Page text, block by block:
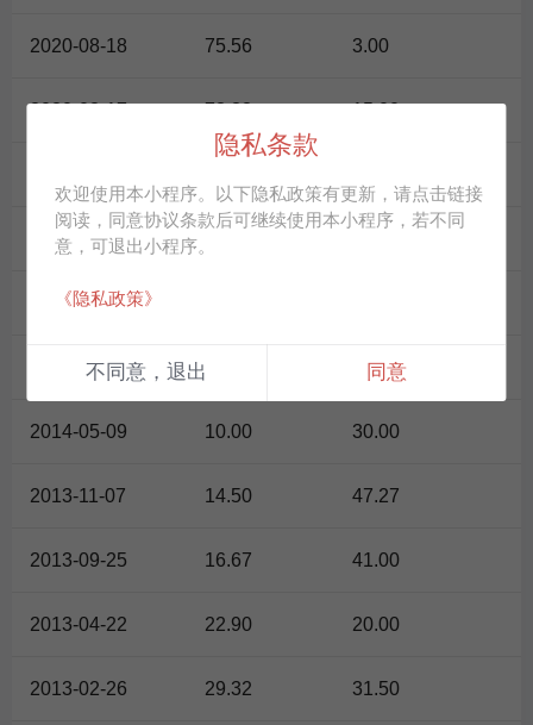
2020-08-18 75.56 3.00
2020-08-17 73.38 15.00
2019-04-04
2019-03-26
2014-06-19 240.00
2014-05-09 10.00 30.00
2013-11-07 14.50 47.27
2013-09-25 16.67 41.00
2013-04-22 22.90 20.00
2013-02-26 29.32 31.50
隐私条款
欢迎使用本小程序。以下隐私政策有更新，请点击链接
阅读，同意协议条款后可继续使用本小程序，若不同
意，可退出小程序。
《隐私政策》
不同意，退出 同意